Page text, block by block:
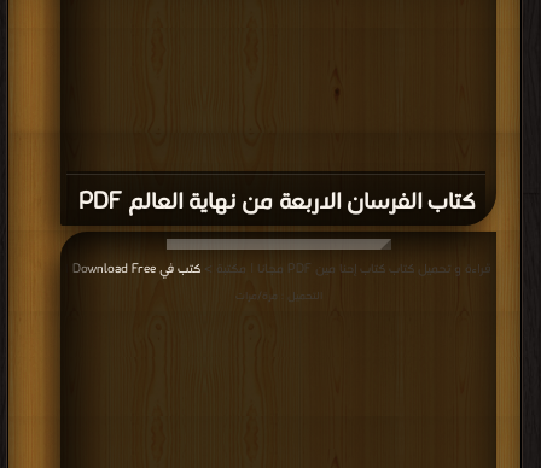
كتاب الفرسان الاربعة من نهاية العالم PDF
قراءة و تحميل كتاب كتاب إحنا مين PDF مجانا | مكتبة > كتب في Download Free
التحميل : مرة/مرات